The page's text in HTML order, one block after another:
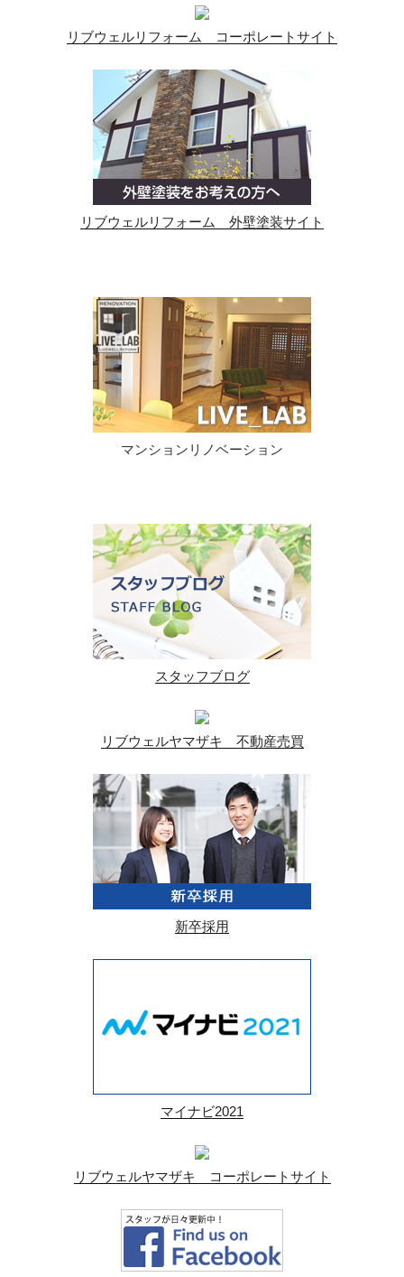
リブウェルリフォーム コーポレートサイト
リブウェルリフォーム 外壁塗装サイト
マンションリノベーション
スタッフブログ
リブウェルヤマザキ 不動産売買
新卒採用
マイナビ2021
リブウェルヤマザキ コーポレートサイト